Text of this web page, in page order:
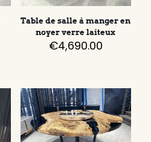
Table de salle à manger en
noyer verre laiteux
€4,690.00